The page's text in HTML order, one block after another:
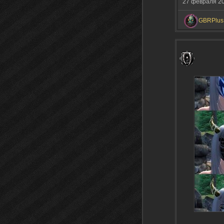
27 февраля
GBRPlus